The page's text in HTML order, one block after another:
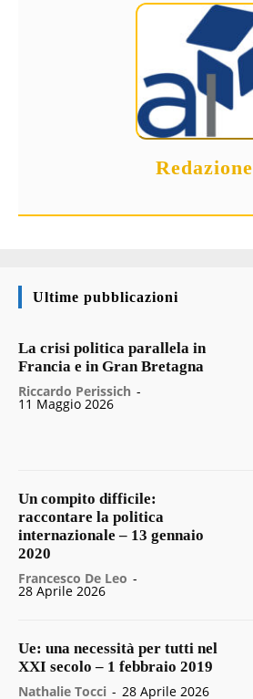
Redazione
Ultime pubblicazioni
La crisi politica parallela in
Francia e in Gran Bretagna
Riccardo Perissich -
11 Maggio 2026
Un compito difficile:
raccontare la politica
internazionale – 13 gennaio
2020
Francesco De Leo -
28 Aprile 2026
Ue: una necessità per tutti nel
XXI secolo – 1 febbraio 2019
Nathalie Tocci - 28 Aprile 2026